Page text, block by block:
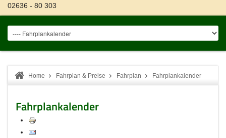
02636 - 80 303
Home Fahrplan & Preise Fahrplan Fahrplankalender
Fahrplankalender